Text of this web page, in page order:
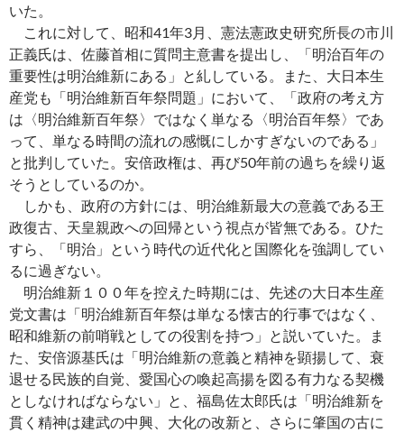
いた。
これに対して、昭和41年3月、憲法憲政史研究所長の市川
正義氏は、佐藤首相に質問主意書を提出し、「明治百年の
重要性は明治維新にある」と糺している。また、大日本生
産党も「明治維新百年祭問題」において、「政府の考え方
は〈明治維新百年祭〉ではなく単なる〈明治百年祭〉であ
って、単なる時間の流れの感慨にしかすぎないのである」
と批判していた。安倍政権は、再び50年前の過ちを繰り返
そうとしているのか。
しかも、政府の方針には、明治維新最大の意義である王
政復古、天皇親政への回帰という視点が皆無である。ひた
すら、「明治」という時代の近代化と国際化を強調してい
るに過ぎない。
明治維新１００年を控えた時期には、先述の大日本生産
党文書は「明治維新百年祭は単なる懐古的行事ではなく、
昭和維新の前哨戦としての役割を持つ」と説いていた。ま
た、安倍源基氏は「明治維新の意義と精神を顕揚して、衰
退せる民族的自覚、愛国心の喚起高揚を図る有力なる契機
としなければならない」と、福島佐太郎氏は「明治維新を
貫く精神は建武の中興、大化の改新と、さらに肇国の古に